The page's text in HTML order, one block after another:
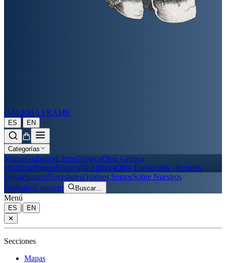
GALERÍA FRAME
ES | EN
Categorías
MapasGrabadosLibrosDibujosObra Gráfica
ModernaPostersFotografía AntiguaObra Enmarcada - Regalos
GoyaPiranesiNovedadesQuiénes SomosSobre Nuestros
GrabadosContacto Buscar…
Menú
ES |
EN
✕
Secciones
Mapas